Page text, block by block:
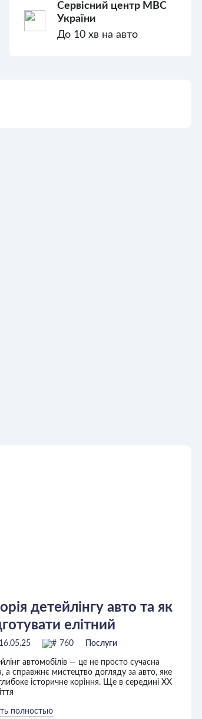
Сервісний центр МВС
України
До 10 хв на авто
детейлінгу авто та як
елітний
до продажу —
від Imperial Garage
16.05.25 760 Послуги
автомобілів — це не просто сучасна
а справжнє мистецтво догляду за авто, яке
історичне коріння. Ще в середині ХХ
полностью